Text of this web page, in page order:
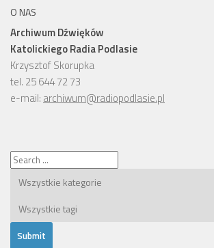
O NAS
Archiwum Dźwięków
Katolickiego Radia Podlasie
Krzysztof Skorupka
tel. 25 644 72 73
e-mail: archiwum@radiopodlasie.pl